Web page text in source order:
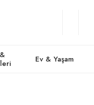
Ev & Yaşam